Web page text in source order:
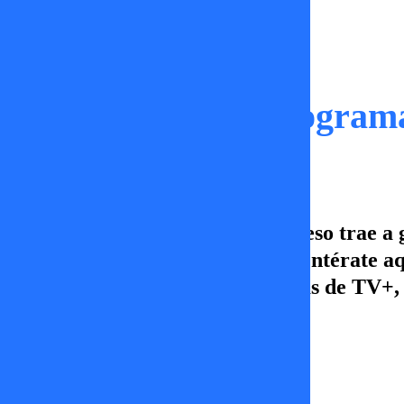
“PLH” el nuevo
July no da puntada sin hilo, por eso trae
sorpresita nos encontraremos? Entérate
23:30 horas, sólo por las pantallas de